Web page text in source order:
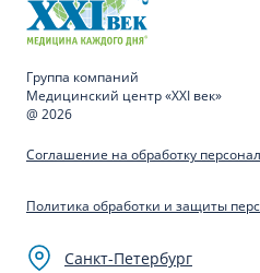
Группа компаний
Медицинский центр «XXI век»
@ 2026
Соглашение на обработку
Политика обработки и защиты
Санкт-Петербург